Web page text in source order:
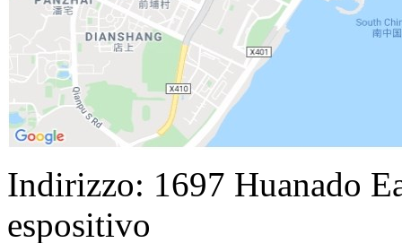
Indirizzo: 1697 Huanado
espositivo